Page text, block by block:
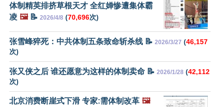
体制精英排挤草根天才 全红婵惨遭集体霸
凌 🖼️📝 2026/4/8 (70,696次)
张雪峰猝死：中共体制五条致命斩杀线 📝 2026/3/27 (46,157
次)
张又侠之后 谁还愿意为这样的体制卖命 📝 2026/1/28 (42,112
次)
北京消费断崖式下滑 专家:需体制改革 🖼️